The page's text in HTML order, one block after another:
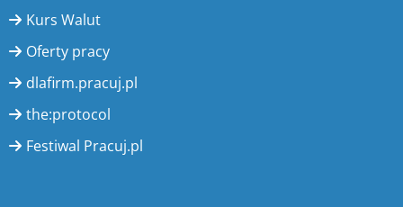
Kurs Walut
Oferty pracy
dlafirm.pracuj.pl
the:protocol
Festiwal Pracuj.pl